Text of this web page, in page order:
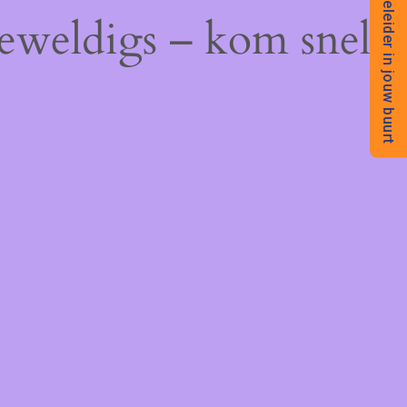
– kom snelBegeleider in jouw buurt